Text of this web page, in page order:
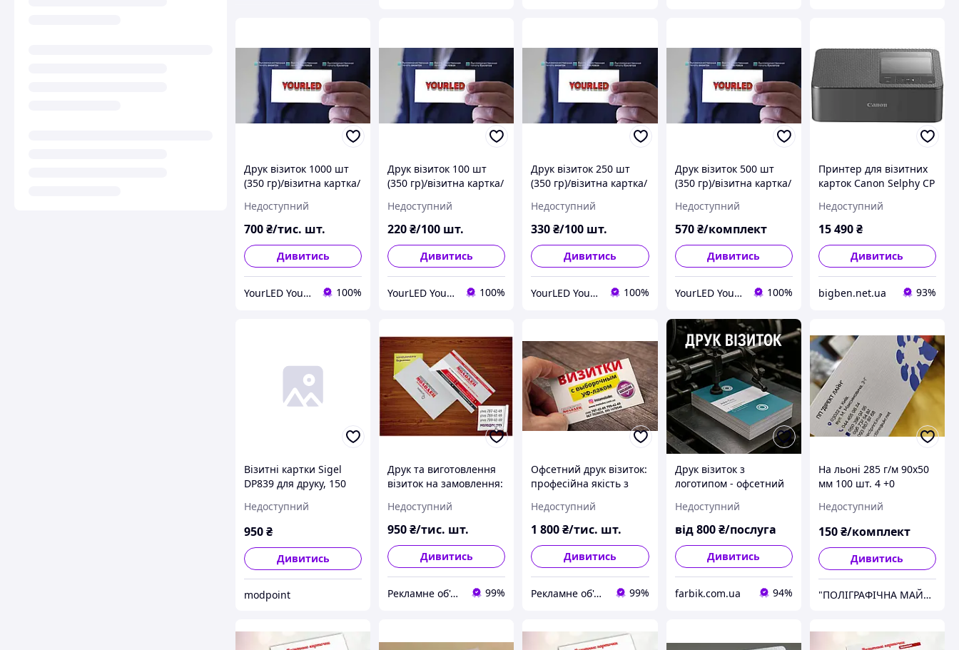
Друк візиток 1000 шт
(350 гр)/візитна картка/
Недоступний
700₴/тис. шт.
Дивитись
YourLED YourPRINT YourSTAND 100%
Друк візиток 100 шт
(350 гр)/візитна картка/
Недоступний
220₴/100 шт.
Дивитись
YourLED YourPRINT YourSTAND 100%
Друк візиток 250 шт
(350 гр)/візитна картка/
Недоступний
330₴/100 шт.
Дивитись
YourLED YourPRINT YourSTAND 100%
Друк візиток 500 шт
(350 гр)/візитна картка/
Недоступний
570 ₴/комплект
Дивитись
YourLED YourPRINT YourSTAND 100%
Принтер для візитних
карток Canon Selphy CP
друком. Роздільна
здатність друку: 300 x
р
Недоступний
15 490₴
Дивитись
bigben.net.ua 93%
Візитні картки Sigel
DP839 для друку, 150
Недоступний
950₴
Дивитись
modpoint
Друк та виготовлення
візиток на замовлення:
вашими вимогами
Недоступний
950₴/тис. шт.
Дивитись
Рекламне об'єднання "МОЛОДЕЦЬ" - супермаркет реклами №1 99%
Офсетний друк візиток:
професійна якість з
Недоступний
1 800₴/тис. шт.
Дивитись
Рекламне об'єднання "МОЛОДЕЦЬ" - супермаркет реклами №1 99%
Друк візиток з
логотипом - офсетний
шт.
Недоступний
від 800 ₴/послуга
Дивитись
farbik.com.ua 94%
На льоні 285 г/м 90х50
мм 100 шт. 4 +0
Недоступний
150₴/комплект
Дивитись
"ПОЛІГРАФІЧНА МАЙСТЕРНЯ DIRECT LINE"